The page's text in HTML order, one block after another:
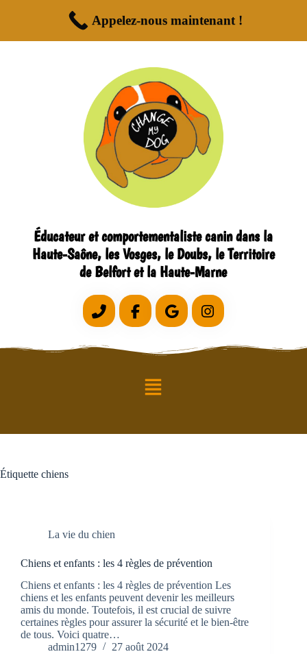
Éducateur et comportementaliste canin dans la
Haute-Saône, les Vosges, le Doubs, le Territoire
de Belfort et la Haute-Marne
Étiquette chiens
La vie du chien
Chiens et enfants : les 4 règles de prévention
Chiens et enfants : les 4 règles de prévention Les
chiens et les enfants peuvent devenir les meilleurs
amis du monde. Toutefois, il est crucial de suivre
certaines règles pour assurer la sécurité et le bien-être
de tous. Voici quatre…
admin1279
27 août 2024
Appelez-nous maintenant !